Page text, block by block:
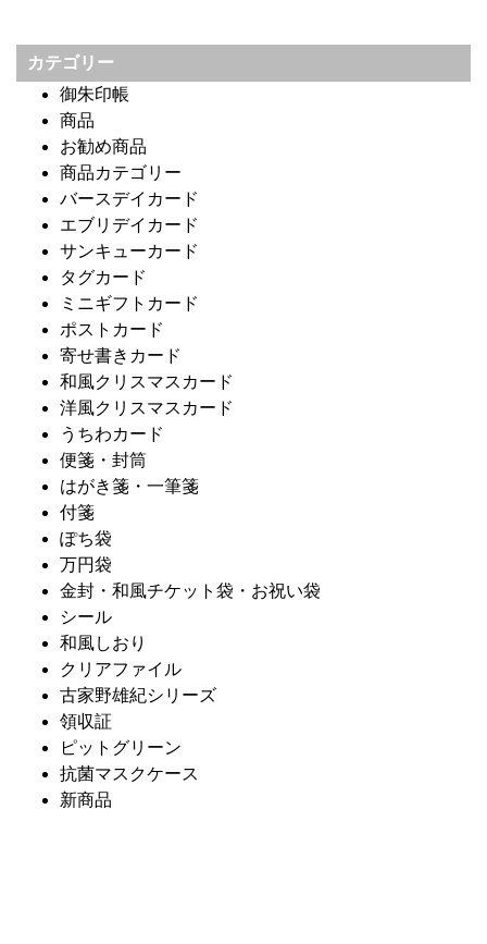
カテゴリー
御朱印帳
商品
お勧め商品
商品カテゴリー
バースデイカード
エブリデイカード
サンキューカード
タグカード
ミニギフトカード
ポストカード
寄せ書きカード
和風クリスマスカード
洋風クリスマスカード
うちわカード
便箋・封筒
はがき箋・一筆箋
付箋
ぽち袋
万円袋
金封・和風チケット袋・お祝い袋
シール
和風しおり
クリアファイル
古家野雄紀シリーズ
領収証
ピットグリーン
抗菌マスクケース
新商品